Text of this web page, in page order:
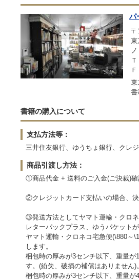
パ
〒
東
東
書籍の購入について
支払方法等：
三井住友銀行、ゆうちょ銀行、クレ
商品引渡し方法：
①商品代金 + 送料のご入金(ご決裁)
②クレジットカード支払いの場合、
③発送方法としてヤマト運輸・クロ
レターパックプラス、ゆうパケット
ヤマト運輸・クロネコ宅急便(\880～
します。
梱包時の厚みが3センチ以下、重量
す。(紛失、破損の補償はありません)
梱包時の厚みが3センチ以下、重量